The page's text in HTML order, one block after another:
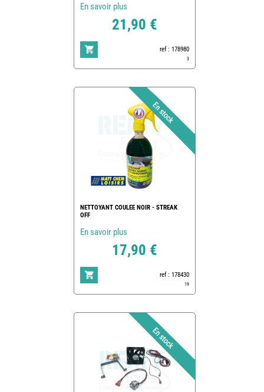
En savoir plus
21,90 €
ref : 178980
3
NETTOYANT COULEE NOIR - STREAK
OFF
En savoir plus
17,90 €
ref : 178430
19